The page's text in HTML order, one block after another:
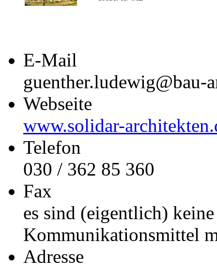
E-Mail
guenther.ludewig@bau-
Webseite
www.solidar-
Telefon
030 / 362 85 360
Fax
es sind (eigentlich)
Kommunikationsmittel
Adresse